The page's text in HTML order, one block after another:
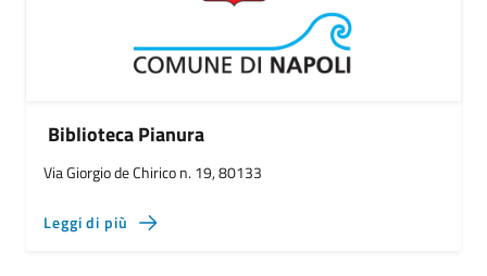
Biblioteca Pianura
Via Giorgio de Chirico n. 19, 80133
Leggi di più